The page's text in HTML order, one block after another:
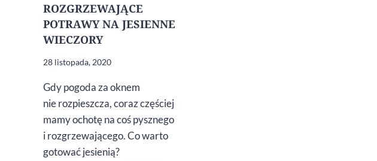
ROZGRZEWAJĄCE
POTRAWY NA JESIENNE
WIECZORY
28 listopada, 2020
Gdy pogoda za oknem
nie rozpieszcza, coraz częściej
mamy ochotę na coś pysznego
i rozgrzewającego. Co warto
gotować jesienią?